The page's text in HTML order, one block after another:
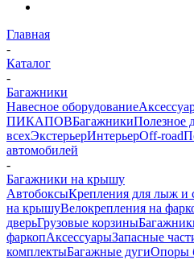
Главная
-
Каталог
-
Багажники
Навесное оборудование
ПИКАПОВБагажникиПолезное
всехЭкстерьерИнтерьерOff-road
автомобилей
-
Багажники на крышу
АвтобоксыКрепления для лыж и
на крышуВелокрепления на
дверьГрузовые корзины
фаркопАксессуарыЗапасные
комплектыБагажные дугиОпоры